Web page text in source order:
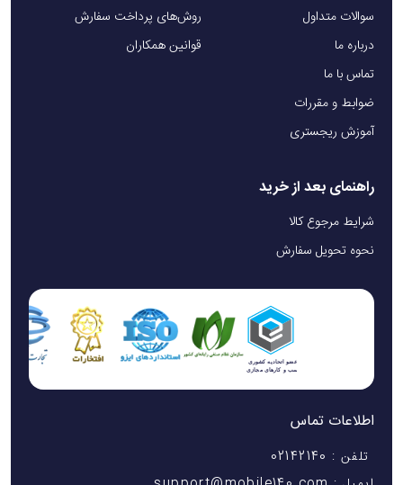
سوالات متداول
درباره ما
تماس با ما
ضوابط و مقررات
آموزش ریجستری
روش‌های پرداخت سفارش
قوانین همکاران
راهنمای بعد از خرید
شرایط مرجوع کالا
نحوه تحویل سفارش
اطلاعات تماس
تلفن : 02142140